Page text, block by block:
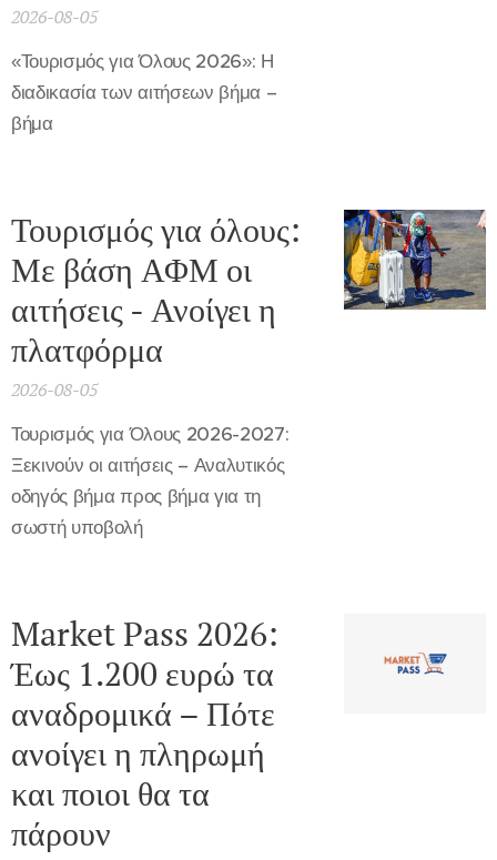
2026-08-05
«Τουρισμός για Όλους 2026»: Η
διαδικασία των αιτήσεων βήμα –
βήμα
Τουρισμός για όλους:
Με βάση ΑΦΜ οι
αιτήσεις - Ανοίγει η
πλατφόρμα
2026-08-05
Τουρισμός για Όλους 2026-2027:
Ξεκινούν οι αιτήσεις – Αναλυτικός
οδηγός βήμα προς βήμα για τη
σωστή υποβολή
Market Pass 2026:
Έως 1.200 ευρώ τα
αναδρομικά – Πότε
ανοίγει η πληρωμή
και ποιοι θα τα
πάρουν